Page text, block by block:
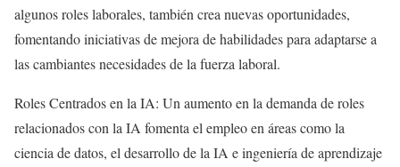
algunos roles laborales, también crea nuevas oportunidades,
fomentando iniciativas de mejora de habilidades para adaptarse a
las cambiantes necesidades de la fuerza laboral.
Roles Centrados en la IA: Un aumento en la demanda de roles
relacionados con la IA fomenta el empleo en áreas como la
ciencia de datos, el desarrollo de la IA e ingeniería de aprendizaje